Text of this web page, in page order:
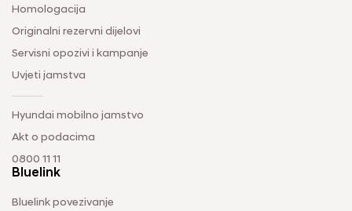
Homologacija
Originalni rezervni dijelovi
Servisni opozivi i kampanje
Uvjeti jamstva
Hyundai mobilno jamstvo
Akt o podacima
0800 11 11
Bluelink
Bluelink povezivanje